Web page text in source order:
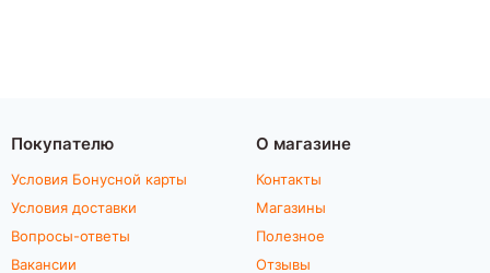
Покупателю
Условия Бонусной карты
Условия доставки
Вопросы-ответы
Вакансии
О магазине
Контакты
Магазины
Полезное
Отзывы